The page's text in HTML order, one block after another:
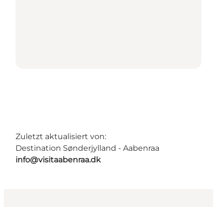
Zuletzt aktualisiert von:
Destination Sønderjylland - Aabenraa
info@visitaabenraa.dk